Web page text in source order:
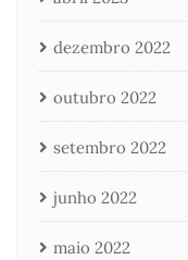
dezembro 2022
outubro 2022
setembro 2022
junho 2022
maio 2022